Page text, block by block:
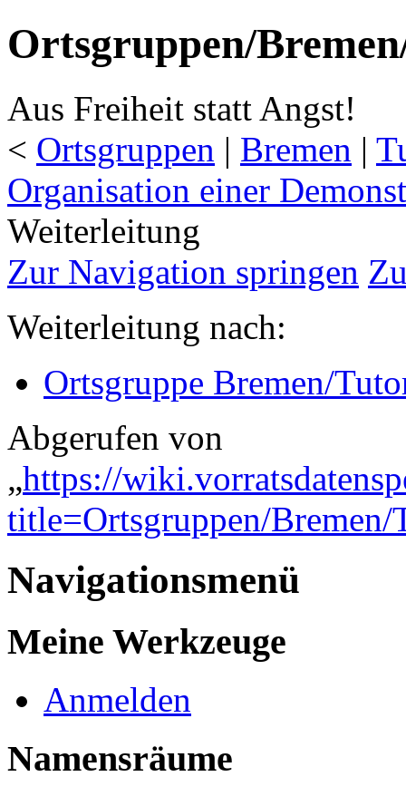
Ortsgruppen/
Aus Freiheit statt Angst!
< Ortsgruppen ‎ | Bremen ‎ |
Organisation einer
Weiterleitung
Zur Navigation springen
Weiterleitung nach:
Ortsgruppe Bremen/
Abgerufen von
„https://
title=Ortsgruppen/
Navigationsmenü
Meine Werkzeuge
Anmelden
Namensräume